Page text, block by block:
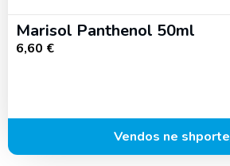
Marisol Panthenol 50ml
6,60 €
Vendos ne shporte